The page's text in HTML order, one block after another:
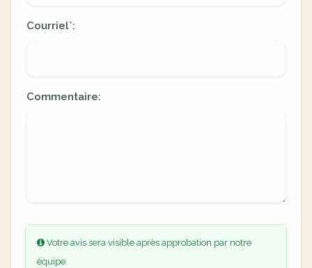
Courriel*:
Commentaire:
Votre avis sera visible après approbation par notre
équipe.